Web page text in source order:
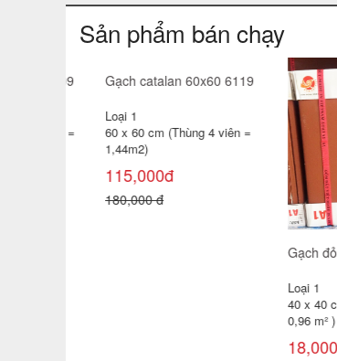
Sản phẩm bán chạy
Gạch đỏ lát
40 x 40 cm
0,96 m² )
22,000đ